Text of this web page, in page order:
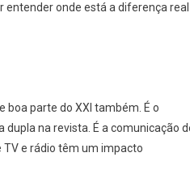
entender onde está a diferença real
boa parte do XXI também. É o
dupla na revista. É a comunicação
TV e rádio têm um impacto